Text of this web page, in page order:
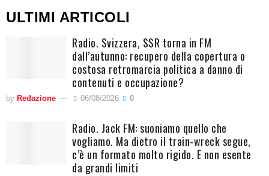
ULTIMI ARTICOLI
Radio. Svizzera, SSR torna in FM
dall’autunno: recupero della copertura o
costosa retromarcia politica a danno di
contenuti e occupazione?
by Redazione 06/08/2026 0
Radio. Jack FM: suoniamo quello che
vogliamo. Ma dietro il train-wreck segue,
c’è un formato molto rigido. E non esente
da grandi limiti